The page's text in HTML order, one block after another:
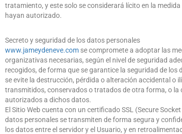
tratamiento, y este solo se considerará lícito en la
hayan autorizado.
Secreto y seguridad de los datos personales
www.jameydeneve.com se compromete a adoptar las
organizativas necesarias, según el nivel de seguridad
recogidos, de forma que se garantice la seguridad de los
se evite la destrucción, pérdida o alteración accidental o
transmitidos, conservados o tratados de otra forma, o la
autorizados a dichos datos.
El Sitio Web cuenta con un certificado SSL (Secure
datos personales se transmiten de forma segura y
los datos entre el servidor y el Usuario, y en